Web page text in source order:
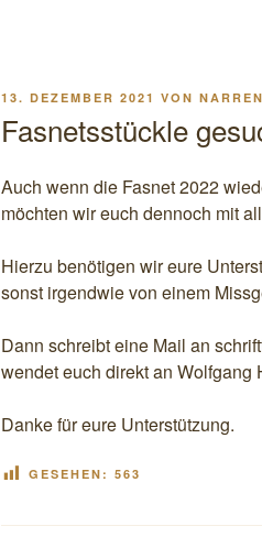
VERÖFFENTLICHT
13. DEZEMBER 2021 VON
Fasnetsstückle
Auch wenn die Fasnet 2022
möchten wir euch dennoch mit
Hierzu benötigen wir eure
sonst irgendwie von einem
Dann schreibt eine Mail an
wendet euch direkt an Wolfgang
Danke für eure Unterstützung.
GESEHEN: 563